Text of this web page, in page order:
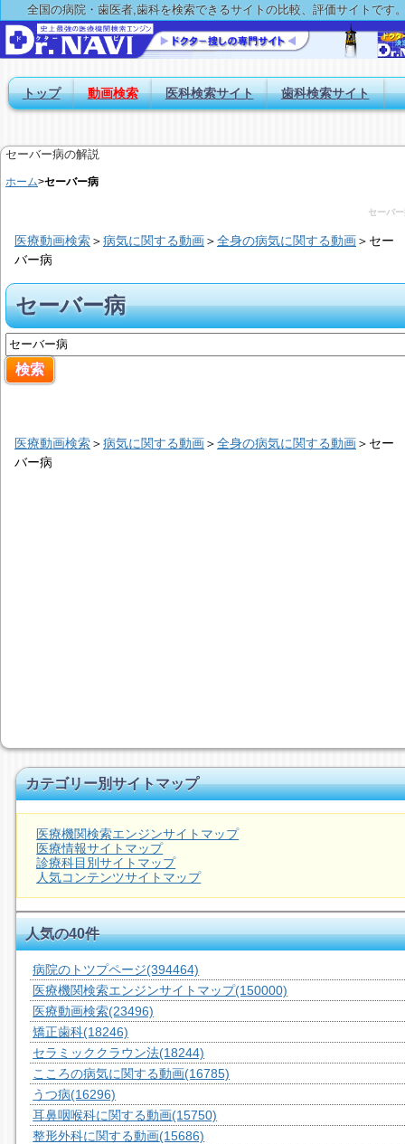
全国の病院・歯医者,歯科を検索できるサイトの比較、評価サイトです
トップ 動画検索 医科検索サイト 歯科検索サイト
セーバー病の解説
ホーム>セーバー病
セーバ
医療動画検索＞病気に関する動画＞全身の病気に関する動画＞ セー
バー病
セーバー病
医療動画検索＞病気に関する動画＞全身の病気に関する動画＞ セー
バー病
カテゴリー別サイトマップ
医療機関検索エンジンサイトマップ
医療情報サイトマップ
診療科目別サイトマップ
人気コンテンツサイトマップ
人気の40件
病院のトツプページ(394464)
医療機関検索エンジンサイトマップ(150000)
医療動画検索(23496)
矯正歯科(18246)
セラミッククラウン法(18244)
こころの病気に関する動画(16785)
うつ病(16296)
耳鼻咽喉科に関する動画(15750)
整形外科に関する動画(15686)